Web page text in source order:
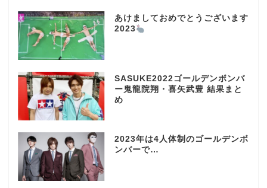
あけましておめでとうございます
2023
SASUKE2022ゴールデンボンバ
ー鬼龍院翔・喜矢武豊 結果まと
め
2023年は4人体制のゴールデンボ
ンバーで…